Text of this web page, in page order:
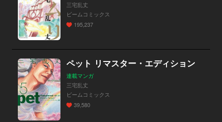
三宅乱丈
ビームコミックス
195,237
ペット リマスター・エディション
連載マンガ
三宅乱丈
ビームコミックス
39,580